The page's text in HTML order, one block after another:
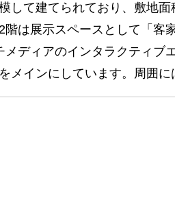
して建てられており、敷地
は展示スペースとして「
ディアのインタラクティ
メインにしています。周囲